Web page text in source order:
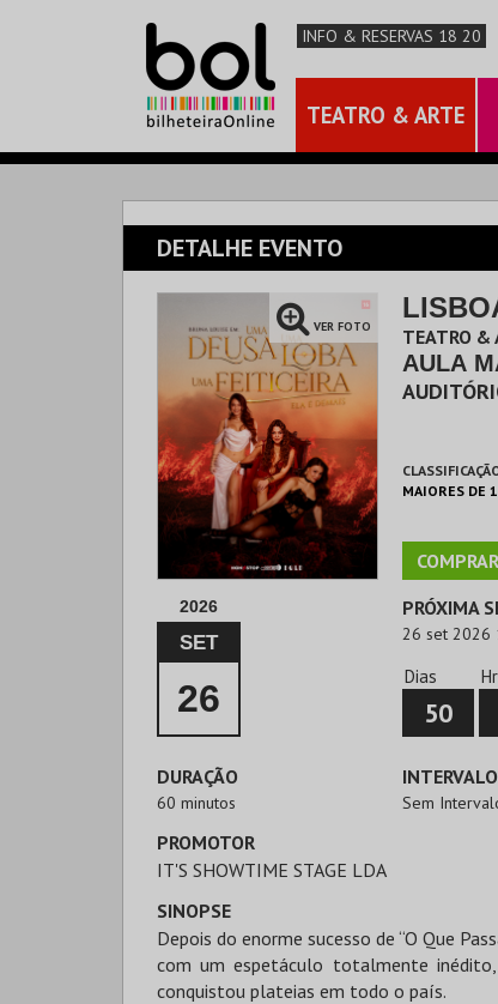
INFO & RESERVAS 18 20
TEATRO & ARTE
DETALHE EVENTO
VER FOTO TEATRO &
AULA
MAIORES DE
COMPRAR
2026
SET
26
PRÓXIMA
26 set 2026
Dias
50
DURAÇÃO
60 minutos
INTERVALO
Sem
PROMOTOR
IT'S SHOWTIME STAGE LDA
SINOPSE
Depois do enorme sucesso de “O Que
com um espetáculo totalmente
conquistou plateias em todo o país.